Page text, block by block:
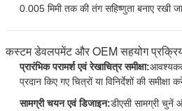
0.005 मिमी तक की तंग सहिष्णुता बनाए रखी
कस्टम डेवलपमेंट और OEM सहयोग
प्रारंभिक परामर्श एवं रेखाचित्र समीक्षा:
प्रदान किए गए चित्रों या विनिर्देशों की समीक्षा
सामग्री चयन एवं डिजाइन:डीएसी सामग्री